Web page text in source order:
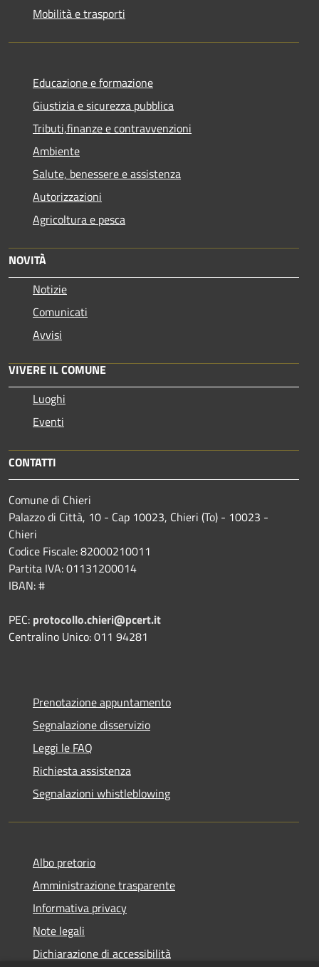
Mobilità e trasporti
Educazione e formazione
Giustizia e sicurezza pubblica
Tributi,finanze e contravvenzioni
Ambiente
Salute, benessere e assistenza
Autorizzazioni
Agricoltura e pesca
NOVITÀ
Notizie
Comunicati
Avvisi
VIVERE IL COMUNE
Luoghi
Eventi
CONTATTI
Comune di Chieri
Palazzo di Città, 10 - Cap 10023, Chieri (To) - 10023 -
Chieri
Codice Fiscale: 82000210011
Partita IVA: 01131200014
IBAN: #
PEC: protocollo.chieri@pcert.it
Centralino Unico: 011 94281
Prenotazione appuntamento
Segnalazione disservizio
Leggi le FAQ
Richiesta assistenza
Segnalazioni whistleblowing
Albo pretorio
Amministrazione trasparente
Informativa privacy
Note legali
Dichiarazione di accessibilità